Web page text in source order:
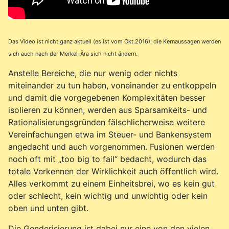
Das Video ist nicht ganz aktuell (es ist vom Okt.2016); die Kernaussagen werden
sich auch nach der Merkel-Ära sich nicht ändern.
Anstelle Bereiche, die nur wenig oder nichts
miteinander zu tun haben, voneinander zu entkoppeln
und damit die vorgegebenen Komplexitäten besser
isolieren zu können, werden aus Sparsamkeits- und
Rationalisierungsgründen fälschlicherweise weitere
Vereinfachungen etwa im Steuer- und Bankensystem
angedacht und auch vorgenommen. Fusionen werden
noch oft mit „too big to fail“ bedacht, wodurch das
totale Verkennen der Wirklichkeit auch öffentlich wird.
Alles verkommt zu einem Einheitsbrei, wo es kein gut
oder schlecht, kein wichtig und unwichtig oder kein
oben und unten gibt.